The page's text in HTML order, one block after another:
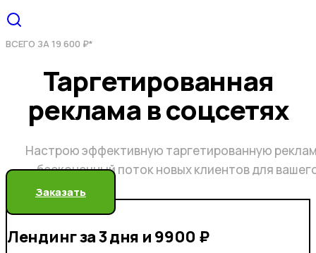
ВСЕГО ЗА 19 600 ₽*
Таргетированная
реклама в соцсетях
Настрою эффективную таргетированную
бесконечный поток новых клиентов для
Заказать
Лендинг за 3 дня и 9900 ₽